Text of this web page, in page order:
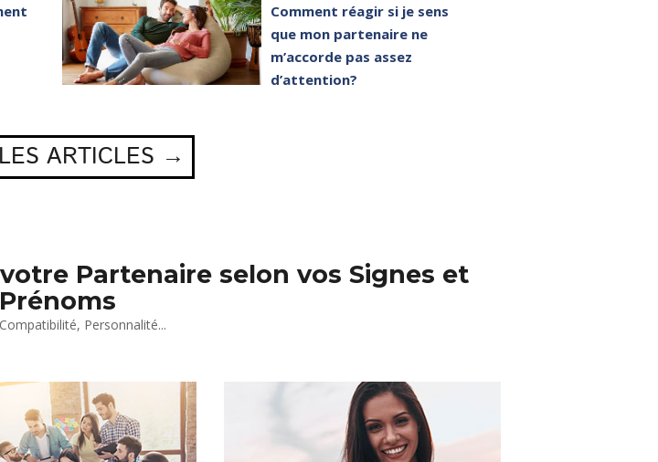
Comment réagir si je sens
que mon partenaire ne
m’accorde pas assez
d’attention?
ARTICLES →
Partenaire selon vos Signes et
Prénoms
Personnalité...